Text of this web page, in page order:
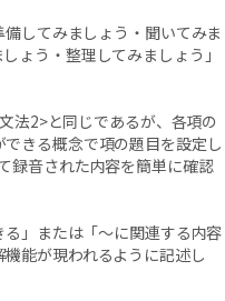
してみましょう・聞いてみま
ょう・整理してみましょう」
法2>と同じであるが、各項の
きる概念で項の題目を設定し
録音された内容を簡単に確認
」または「〜に関連する内容
能が現われるように記述し